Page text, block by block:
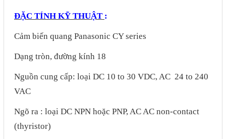
ĐẶC TÍNH KỸ THUẬT :
Cảm biến quang Panasonic CY series
Dạng tròn, đường kính 18
Nguồn cung cấp: loại DC 10 to 30 VDC, AC 24 to 240
VAC
Ngõ ra : loại DC NPN hoặc PNP, AC AC non-contact
(thyristor)
Cáp lập trình PLC - HMI -
Servo
Cân Điện Tử
Thiết bị thu thập dữ liệu,
truyền và lưu trữ dữ liệu
Thiết bị điều khiển và giám
sát